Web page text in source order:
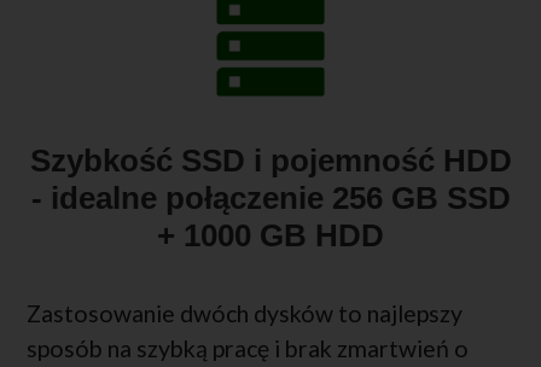
Szybkość SSD i pojemność HDD
- idealne połączenie 256 GB SSD
+ 1000 GB HDD
Zastosowanie dwóch dysków to najlepszy
sposób na szybką pracę i brak zmartwień o